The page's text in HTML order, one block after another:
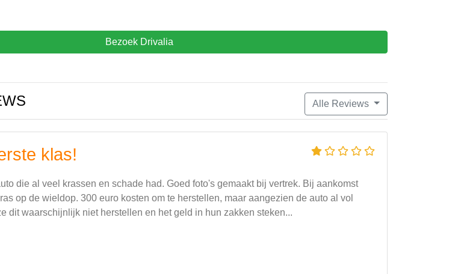
Bezoek Drivalia
Alle Reviews
klas!
die al veel krassen en schade had. Goed foto's gemaakt bij vertrek. Bij aankomst
op de wieldop. 300 euro kosten om te herstellen, maar aangezien de auto al vol
dit waarschijnlijk niet herstellen en het geld in hun zakken steken...